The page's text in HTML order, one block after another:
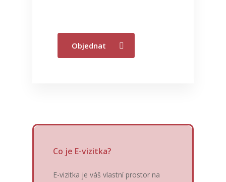
Objednat
Co je E-vizitka?
E-vizitka je váš vlastní prostor na